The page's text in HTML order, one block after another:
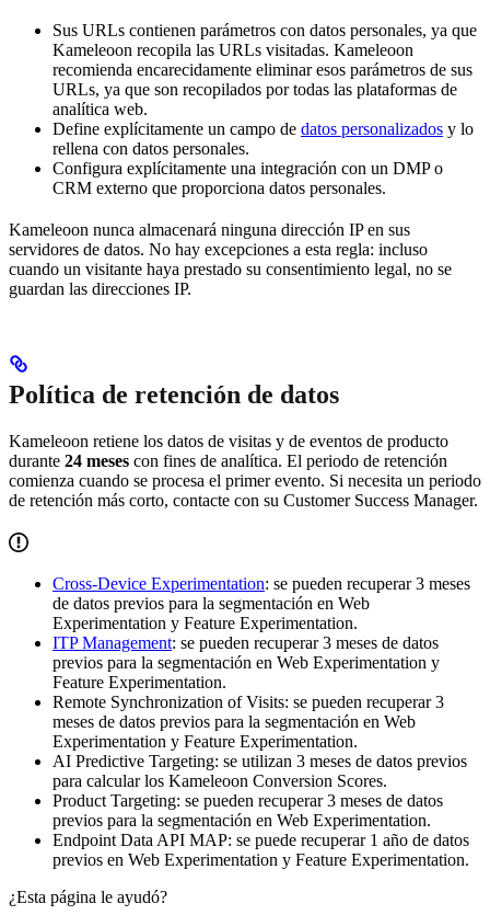
Sus URLs contienen parámetros con datos personales, ya que
Kameleoon recopila las URLs visitadas. Kameleoon
recomienda encarecidamente eliminar esos parámetros de sus
URLs, ya que son recopilados por todas las plataformas de
analítica web.
Define explícitamente un campo de datos personalizados y lo
rellena con datos personales.
Configura explícitamente una integración con un DMP o
CRM externo que proporciona datos personales.
Kameleoon nunca almacenará ninguna dirección IP en sus
servidores de datos. No hay excepciones a esta regla: incluso
cuando un visitante haya prestado su consentimiento legal, no se
guardan las direcciones IP.
Política de retención de datos
Kameleoon retiene los datos de visitas y de eventos de producto
durante 24 meses con fines de analítica. El periodo de retención
comienza cuando se procesa el primer evento. Si necesita un periodo
de retención más corto, contacte con su Customer Success Manager.
Cross-Device Experimentation: se pueden recuperar 3 meses
de datos previos para la segmentación en Web
Experimentation y Feature Experimentation.
ITP Management: se pueden recuperar 3 meses de datos
previos para la segmentación en Web Experimentation y
Feature Experimentation.
Remote Synchronization of Visits: se pueden recuperar 3
meses de datos previos para la segmentación en Web
Experimentation y Feature Experimentation.
AI Predictive Targeting: se utilizan 3 meses de datos previos
para calcular los Kameleoon Conversion Scores.
Product Targeting: se pueden recuperar 3 meses de datos
previos para la segmentación en Web Experimentation.
Endpoint Data API MAP: se puede recuperar 1 año de datos
previos en Web Experimentation y Feature Experimentation.
¿Esta página le ayudó?